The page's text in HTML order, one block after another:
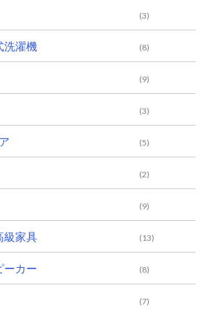
(3)
洗濯機 (8)
(9)
(3)
(5)
(2)
(9)
級家具 (13)
ーカー (8)
(7)